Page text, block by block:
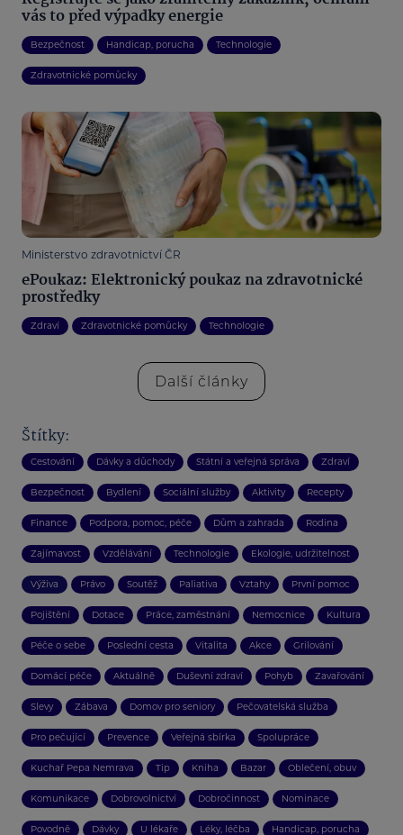
vás to před výpadky energie
Bezpečnost Handicap, porucha Technologie
Zdravotnické pomůcky
Ministerstvo zdravotnictví ČR
ePoukaz: Elektronický poukaz na zdravotnické
prostředky
Zdraví Zdravotnické pomůcky Technologie
Další články
Štítky:
Cestování Dávky a důchody Státní a veřejná správa Zdraví
Bezpečnost Bydlení Sociální služby Aktivity Recepty
Finance Podpora, pomoc, péče Dům a zahrada Rodina
Zajímavost Vzdělávání Technologie Ekologie, udržitelnost
Výživa Právo Soutěž Paliativa Vztahy První pomoc
Pojištění Dotace Práce, zaměstnání Nemocnice Kultura
Péče o sebe Poslední cesta Vitalita Akce Grilování
Domácí péče Aktuálně Duševní zdraví Pohyb Zavařování
Slevy Zábava Domov pro seniory Pečovatelská služba
Pro pečující Prevence Veřejná sbírka Spolupráce
Kuchař Pepa Nemrava Tip Kniha Bazar Oblečení, obuv
Komunikace Dobrovolnictví Dobročinnost Nominace
Povodně Dávky U lékaře Léky, léčba Handicap, porucha